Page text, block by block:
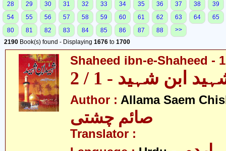
28
29 30 31 32 33 34 35 36 37 38
39
54
55 56 57 58 59 60 61 62 63 64
65
80
81 82 83 84 85 86 87 88
>>
2190 Book(s) found - Displaying 1676 to 1700
Shaheed ibn-e-Shaheed -
ابن شہید - 1 / 2
Author : Allama Saem
صائم چشتی
Translator :